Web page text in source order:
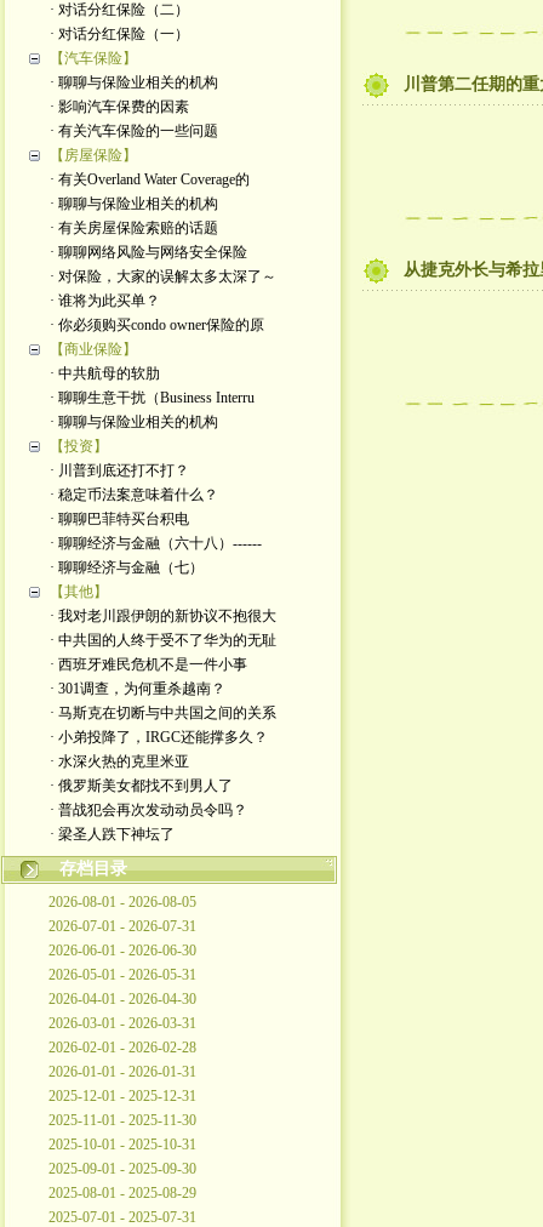
· 对话分红保险（二）
· 对话分红保险（一）
【汽车保险】
· 聊聊与保险业相关的机构
· 影响汽车保费的因素
· 有关汽车保险的一些问题
【房屋保险】
· 有关Overland Water Coverage的
· 聊聊与保险业相关的机构
· 有关房屋保险索赔的话题
· 聊聊网络风险与网络安全保险
· 对保险，大家的误解太多太深了～
· 谁将为此买单？
· 你必须购买condo owner保险的原
【商业保险】
· 中共航母的软肋
· 聊聊生意干扰（Business Interru
· 聊聊与保险业相关的机构
【投资】
· 川普到底还打不打？
· 稳定币法案意味着什么？
· 聊聊巴菲特买台积电
· 聊聊经济与金融（六十八）------
· 聊聊经济与金融（七）
【其他】
· 我对老川跟伊朗的新协议不抱很大
· 中共国的人终于受不了华为的无耻
· 西班牙难民危机不是一件小事
· 301调查，为何重杀越南？
· 马斯克在切断与中共国之间的关系
· 小弟投降了，IRGC还能撑多久？
· 水深火热的克里米亚
· 俄罗斯美女都找不到男人了
· 普战犯会再次发动动员令吗？
· 梁圣人跌下神坛了
存档目录
2026-08-01 - 2026-08-05
2026-07-01 - 2026-07-31
2026-06-01 - 2026-06-30
2026-05-01 - 2026-05-31
2026-04-01 - 2026-04-30
2026-03-01 - 2026-03-31
2026-02-01 - 2026-02-28
2026-01-01 - 2026-01-31
2025-12-01 - 2025-12-31
2025-11-01 - 2025-11-30
2025-10-01 - 2025-10-31
2025-09-01 - 2025-09-30
2025-08-01 - 2025-08-29
2025-07-01 - 2025-07-31
川普第二任期的
从捷克外长与希